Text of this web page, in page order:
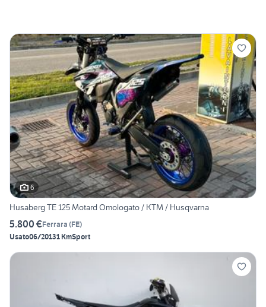
6
Husaberg TE 125 Motard Omologato / KTM / Husqvarna
5.800 €Ferrara (FE)
Usato06/20131 KmSport